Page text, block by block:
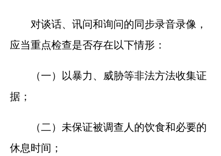
对谈话、讯问和询问的同步录音录像，
应当重点检查是否存在以下情形：
（一）以暴力、威胁等非法方法收集证
据；
（二）未保证被调查人的饮食和必要的
休息时间；